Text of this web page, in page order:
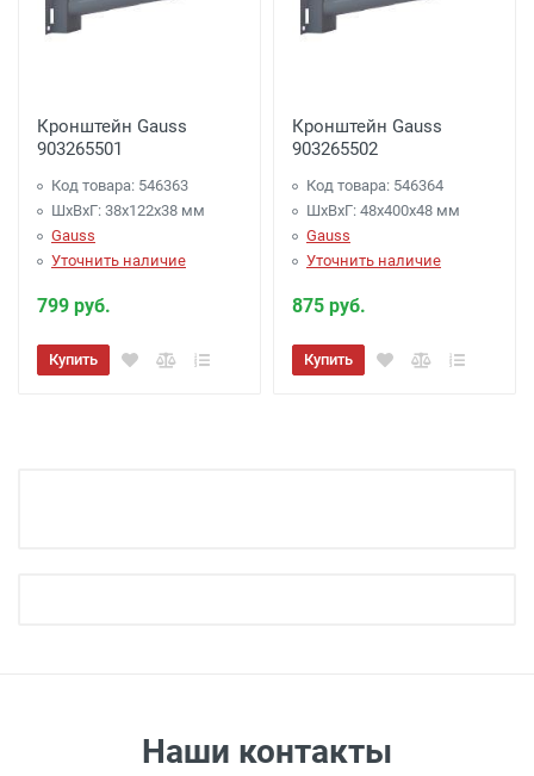
Кронштейн Gauss
903265501
Код товара: 546363
ШхВхГ: 38x122x38 мм
Gauss
Уточнить наличие
799 руб.
Купить
Кронштейн Gauss
903265502
Код товара: 546364
ШхВхГ: 48x400x48 мм
Gauss
Уточнить наличие
875 руб.
Купить
Наши контакты